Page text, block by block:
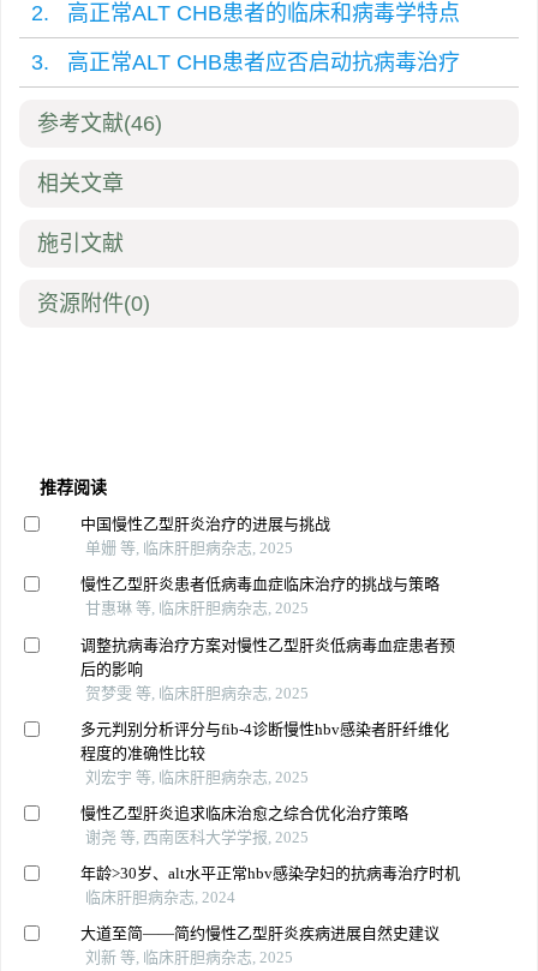
2. 高正常ALT CHB患者的临床和病毒学特点
3. 高正常ALT CHB患者应否启动抗病毒治疗
参考文献(46)
相关文章
施引文献
资源附件(0)
推荐阅读
中国慢性乙型肝炎治疗的进展与挑战
单姗 等, 临床肝胆病杂志, 2025
慢性乙型肝炎患者低病毒血症临床治疗的挑战与策略
甘惠琳 等, 临床肝胆病杂志, 2025
调整抗病毒治疗方案对慢性乙型肝炎低病毒血症患者预
后的影响
贺梦雯 等, 临床肝胆病杂志, 2025
多元判别分析评分与fib-4诊断慢性hbv感染者肝纤维化
程度的准确性比较
刘宏宇 等, 临床肝胆病杂志, 2025
慢性乙型肝炎追求临床治愈之综合优化治疗策略
谢尧 等, 西南医科大学学报, 2025
年龄>30岁、alt水平正常hbv感染孕妇的抗病毒治疗时机
临床肝胆病杂志, 2024
大道至简——简约慢性乙型肝炎疾病进展自然史建议
刘新 等, 临床肝胆病杂志, 2025